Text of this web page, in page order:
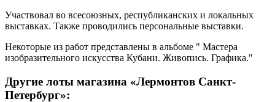
Участвовал во всесоюзных, республиканских и локальных
выставках. Также проводились персональные выставки.
Некоторые из работ представлены в альбоме " Мастера
изобразительного искусства Кубани. Живопись. Графика."
Другие лоты магазина «Лермонтов Санкт-
Петербург»: